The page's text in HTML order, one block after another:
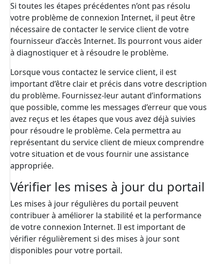
Si toutes les étapes précédentes n’ont pas résolu
votre problème de connexion Internet, il peut être
nécessaire de contacter le service client de votre
fournisseur d’accès Internet. Ils pourront vous aider
à diagnostiquer et à résoudre le problème.
Lorsque vous contactez le service client, il est
important d’être clair et précis dans votre description
du problème. Fournissez-leur autant d’informations
que possible, comme les messages d’erreur que vous
avez reçus et les étapes que vous avez déjà suivies
pour résoudre le problème. Cela permettra au
représentant du service client de mieux comprendre
votre situation et de vous fournir une assistance
appropriée.
Vérifier les mises à jour du portail
Les mises à jour régulières du portail peuvent
contribuer à améliorer la stabilité et la performance
de votre connexion Internet. Il est important de
vérifier régulièrement si des mises à jour sont
disponibles pour votre portail.